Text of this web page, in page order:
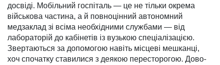
досвіді. Мобільний госпіталь — це не тільки окрема
військова частина, а й повноцінний авто­номний
медзаклад зі всі­ма необхідними служ­бами — від
лабораторій до кабінетів із вузькою спеціалізацією.
Звертаю­ться за допомогою навіть міс­цеві мешканці,
хоч спо­чатку ставилися з деякою пересторогою. Дово­